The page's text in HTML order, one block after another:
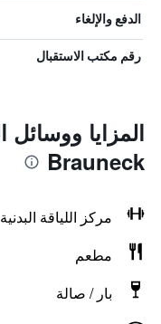
الدفع والإلغاء
رقم مكتب الاستقبال
Brauneck
مركز اللياقة البدنية
مطعم
بار / صالة